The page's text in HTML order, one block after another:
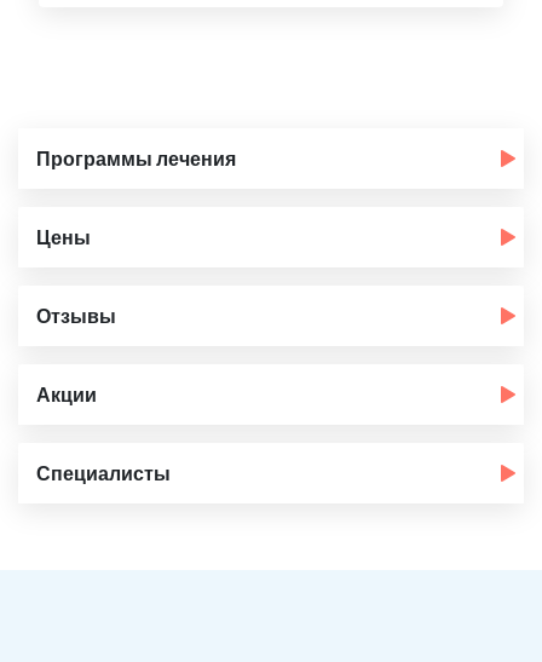
Программы лечения
Цены
Отзывы
Акции
Специалисты